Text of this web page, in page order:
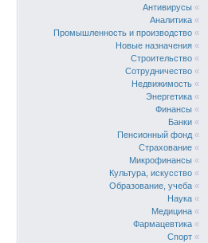
Антивирусы «
Аналитика «
Промышленность и производство «
Новые назначения «
Строительство «
Сотрудничество «
Недвижимость «
Энергетика «
Финансы «
Банки «
Пенсионный фонд «
Страхование «
Микрофинансы «
Культура, искусство «
Образование, учеба «
Наука «
Медицина «
Фармацевтика «
Спорт «